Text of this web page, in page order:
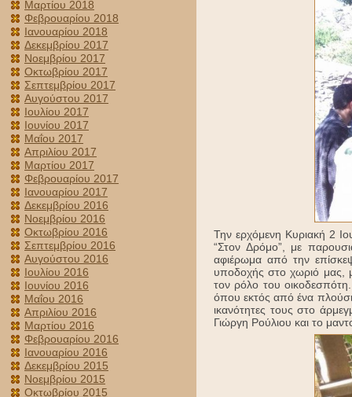
Μαρτίου 2018
Φεβρουαρίου 2018
Ιανουαρίου 2018
Δεκεμβρίου 2017
Νοεμβρίου 2017
Οκτωβρίου 2017
Σεπτεμβρίου 2017
Αυγούστου 2017
Ιουλίου 2017
Ιουνίου 2017
Μαΐου 2017
Απριλίου 2017
Μαρτίου 2017
Φεβρουαρίου 2017
Ιανουαρίου 2017
Δεκεμβρίου 2016
Νοεμβρίου 2016
Οκτωβρίου 2016
Σεπτεμβρίου 2016
Αυγούστου 2016
Ιουλίου 2016
Ιουνίου 2016
Μαΐου 2016
Απριλίου 2016
Μαρτίου 2016
Φεβρουαρίου 2016
Ιανουαρίου 2016
Δεκεμβρίου 2015
Νοεμβρίου 2015
Οκτωβρίου 2015
Την ερχόμενη Κυριακή 2
“Στον Δρόμο”, με
αφιέρωμα από την
υποδοχής στο χωριό μας,
τον ρόλο του
όπου εκτός από ένα
ικανότητες τους στο
Γιώργη Ρούλιου και το